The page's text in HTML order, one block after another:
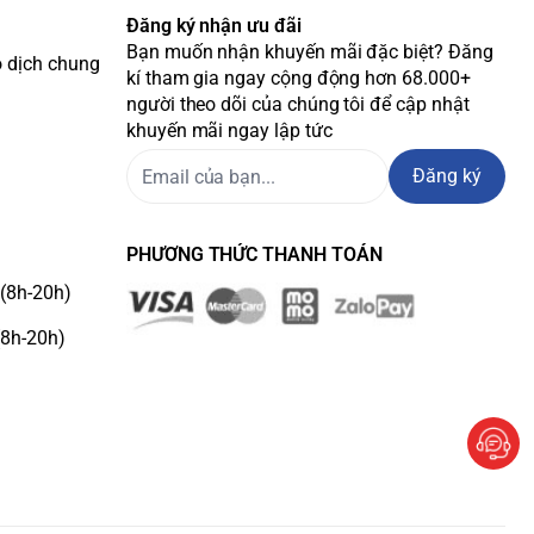
dịch chung
20h)
20h)
Đăng ký nhận ưu đãi
Bạn muốn nhận khuyến mãi đặc biệt? Đăng
kí tham gia ngay cộng động hơn 68.000+
người theo dõi của chúng tôi để cập nhật
khuyến mãi ngay lập tức
Đăng ký
PHƯƠNG THỨC THANH TOÁN